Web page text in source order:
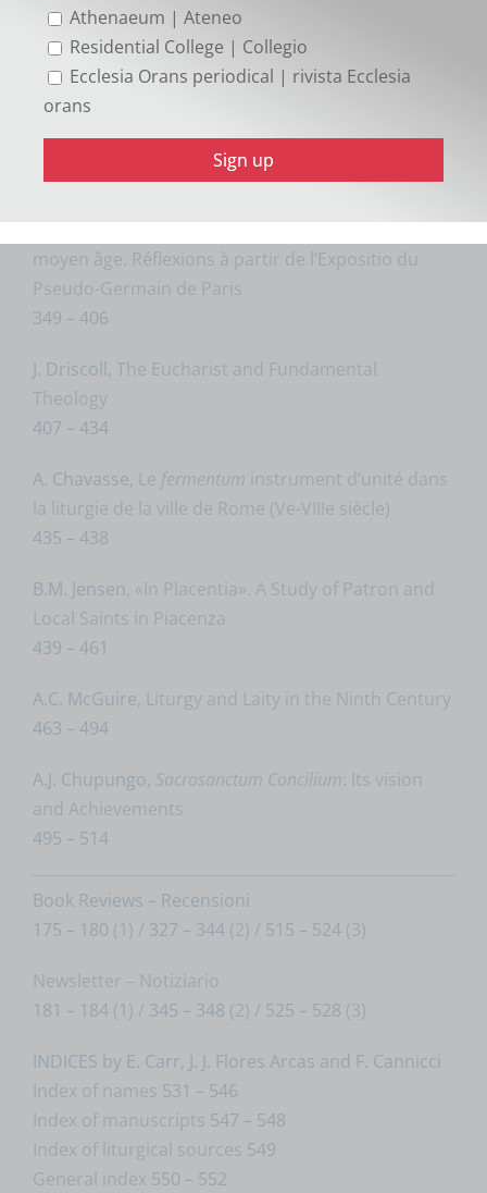
315 – 322
G. Ramis, Liturgia hispano-mozarárabe. Boletín
bibliográfico (1977-1992).Suplemento
323 – 326
, La «liturgie de la victoire». Mise en
responsoriale dans l’antiquité tardive et le haut
moyen âge. Réflexions à partir de l’Expositio du
Pseudo-Germain de Paris
349 – 406
J. Driscoll , The Eucharist and Fundamental
Theology
407 – 434
A. Chavasse , Le fermentum instrument d’unité dans
la liturgie de la ville de Rome (Ve-VIIIe siècle)
435 – 438
B.M. Jensen , «In Placentia». A Study of Patron and
Local Saints in Piacenza
439 – 461
A.C. McGuire , Liturgy and Laity in the Ninth Century
463 – 494
A.J. Chupungo Sacrosanctum Concilium : Its vision
and Achievements
495 – 514
Book Reviews – Recensioni
175 – 180 (1) / 327 – 344 (2) / 515 – 524 (3)
Newsletter – Notiziario
181 – 184 (1) / 345 – 348 (2) / 525 – 528 (3)
INDICES by E. Carr, J. J. Flores Arcas and F. Cannicci
Index of names 531 – 546
Index of manuscripts 547 – 548
Index of liturgical sources 549
General index 550 – 552
Athenaeum | Ateneo
Residential College | Collegio
Ecclesia Orans periodical | rivista Ecclesia
orans